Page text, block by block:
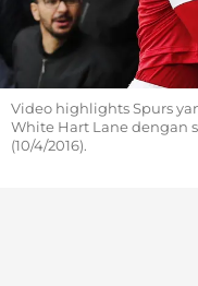
Video highlights Spurs
White Hart Lane dengan
(10/4/2016).